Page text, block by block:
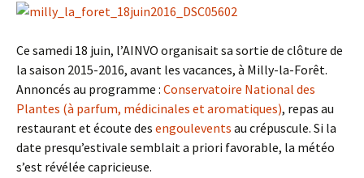
Ce samedi 18 juin, l’AINVO organisait sa sortie de clôture de
la saison 2015-2016, avant les vacances, à Milly-la-Forêt.
Annoncés au programme : Conservatoire National des
Plantes (à parfum, médicinales et aromatiques), repas au
restaurant et écoute des engoulevents au crépuscule. Si la
date presqu’estivale semblait a priori favorable, la météo
s’est révélée capricieuse.